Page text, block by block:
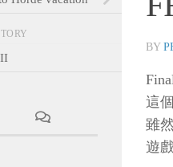
BY
這
雖
遊戲